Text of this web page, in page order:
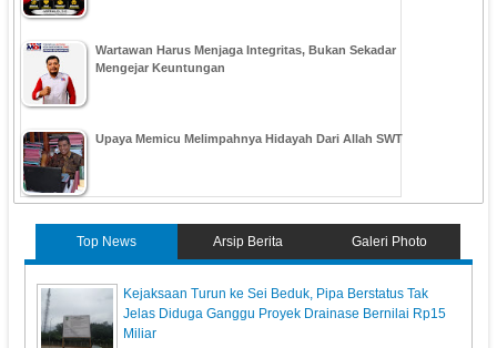
Wartawan Harus Menjaga Integritas, Bukan Sekadar
Mengejar Keuntungan
Upaya Memicu Melimpahnya Hidayah Dari Allah SWT
Top News Arsip Berita Galeri Photo
Kejaksaan Turun ke Sei Beduk, Pipa Berstatus Tak
Jelas Diduga Ganggu Proyek Drainase Bernilai Rp15
Miliar